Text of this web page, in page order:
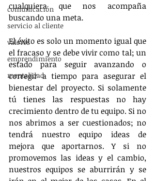
comunicación
servicio al cliente
valores
emprendimiento
mentalidad
cualquiera que nos acompaña
buscando una meta.
El éxito es solo un momento igual que
el fracaso y se debe vivir como tal; un
estado para seguir avanzando o
corregir a tiempo para asegurar el
bienestar del proyecto. Si solamente
tú tienes las respuestas no hay
crecimiento dentro de tu equipo. Si no
nos abrimos a ser cuestionados; no
tendrá nuestro equipo ideas de
mejora que aportarnos. Y si no
promovemos las ideas y el cambio,
nuestros equipos se aburrirán y se